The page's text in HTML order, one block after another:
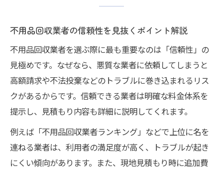
優良な不用品回収業者を選ぶコツ
不用品回収業者選びで重要な比較ポイント
とは
料金体系が明瞭な不用品回収業者の見極め
方
即日対応や無料見積もりで選ぶ不用品回収
業者
信頼できる不用品回収業者の口コミ活用法
回収サービス内容で差がつく不用品回収業
不用品回収業者の信頼性を見抜くポイント解説
不用品回収業者を選ぶ際に最も重要なのは「信頼性」の
見極めです。なぜなら、悪質な業者に依頼してしまうと
高額請求や不法投棄などのトラブルに巻き込まれるリス
クがあるからです。信頼できる業者は明確な料金体系を
提示し、見積もり内容も詳細に説明してくれます。
例えば「不用品回収業者ランキング」などで上位に名を
連ねる業者は、利用者の満足度が高く、トラブルが起き
にくい傾向があります。また、現地見積もり時に追加費